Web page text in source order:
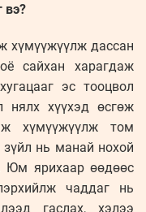
вэ?
хүмүүжүүлж дассан
сайхан харагдаж
эс тооцвол
хүүхэд өсгөж
хүмүүжүүлж том
нь манай нохой
Юм ярихаар өөдөөс
чаддаг нь
гаслах, хэлээ